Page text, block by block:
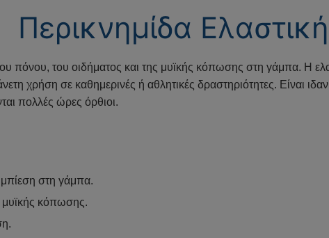
Περικνημίδα Ελαστική
πόνου, του οιδήματος και της μυϊκής κόπωσης στη γάμπα. Η
χρήση σε καθημερινές ή αθλητικές δραστηριότητες. Είναι
πολλές ώρες όρθιοι.
στη γάμπα.
μυϊκής κόπωσης.